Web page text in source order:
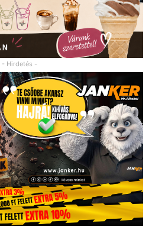
- Hirdetés -